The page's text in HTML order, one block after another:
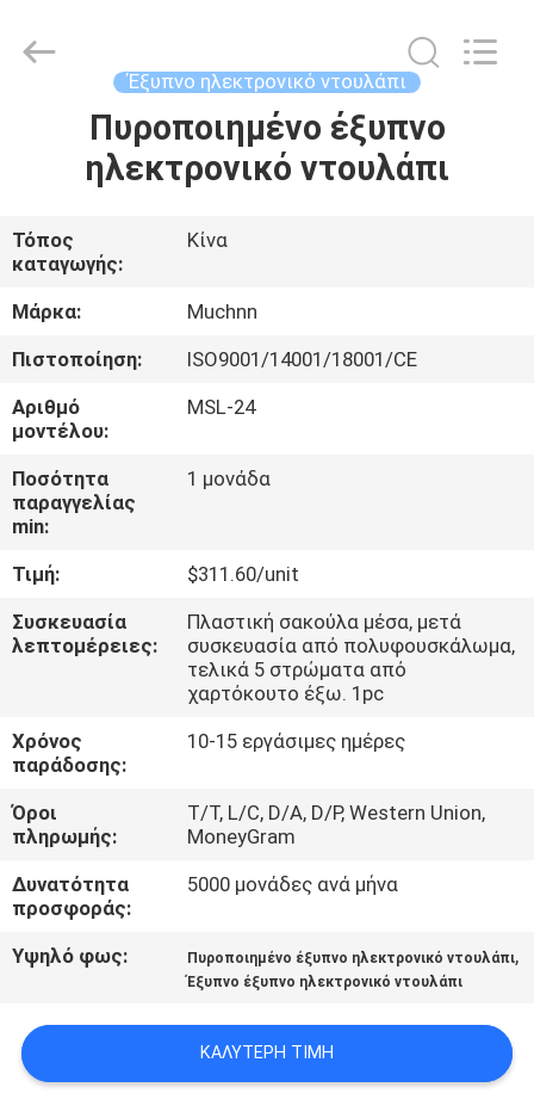
ΠΕΡΊΠΟΥ
ΕΜΕΊΣ
ΓΎΡΟΣ
ΕΡΓΟΣΤΑΣΊΩΝ
ΠΟΙΟΤΙΚΌΣ
ΈΛΕΓΧΟΣ
ΜΑΣ
ΕΛΆΤΕ
ΕΠΑΦΉ
ΜΕ
ΕΙΔΉΣΕΙΣ
ΖΗΤΉΣΤΕ
ΑΠΌΣΠΑΣΜΑ
Rights
Reserved.
Έξυπνο ηλεκτρονικό ντουλάπι
Πυροποιημένο έξυπνο
ηλεκτρονικό ντουλάπι
Τόπος
καταγωγής:
Κίνα
Μάρκα:
Muchnn
Πιστοποίηση:
ISO9001/14001/18001/CE
Αριθμό
μοντέλου:
MSL-24
Ποσότητα
παραγγελίας
min:
1 μονάδα
Τιμή:
$311.60/unit
Συσκευασία
λεπτομέρειες:
Πλαστική σακούλα μέσα, μετά
συσκευασία από πολυφουσκάλωμα,
τελικά 5 στρώματα από
χαρτόκουτο έξω. 1pc
Χρόνος
παράδοσης:
10-15 εργάσιμες ημέρες
Όροι
πληρωμής:
T/T, L/C, D/A, D/P, Western Union,
MoneyGram
Δυνατότητα
προσφοράς:
5000 μονάδες ανά μήνα
Υψηλό φως: Πυροποιημένο έξυπνο ηλεκτρονικό ντουλάπι,
Έξυπνο έξυπνο ηλεκτρονικό ντουλάπι
ΚΑΛΎΤΕΡΗ ΤΙΜΉ